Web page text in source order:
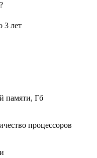
3 лет
памяти, Гб
процессоров